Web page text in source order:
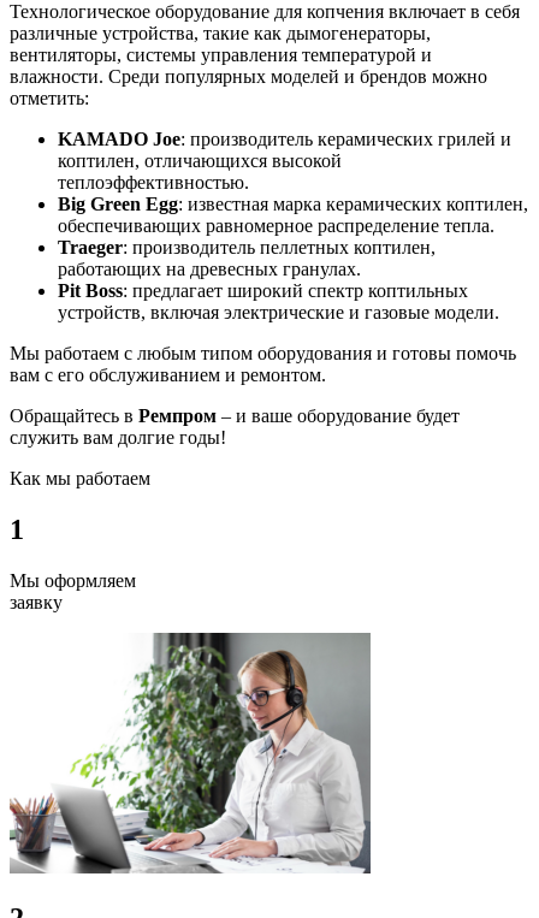
Технологическое оборудование для копчения включает в себя
различные устройства, такие как дымогенераторы,
вентиляторы, системы управления температурой и
влажности. Среди популярных моделей и брендов можно
отметить:
KAMADO Joe: производитель керамических грилей и
коптилен, отличающихся высокой
теплоэффективностью.
Big Green Egg: известная марка керамических коптилен,
обеспечивающих равномерное распределение тепла.
Traeger: производитель пеллетных коптилен,
работающих на древесных гранулах.
Pit Boss: предлагает широкий спектр коптильных
устройств, включая электрические и газовые модели.
Мы работаем с любым типом оборудования и готовы помочь
вам с его обслуживанием и ремонтом.
Обращайтесь в Ремпром – и ваше оборудование будет
служить вам долгие годы!
Как мы работаем
1
Мы оформляем
заявку